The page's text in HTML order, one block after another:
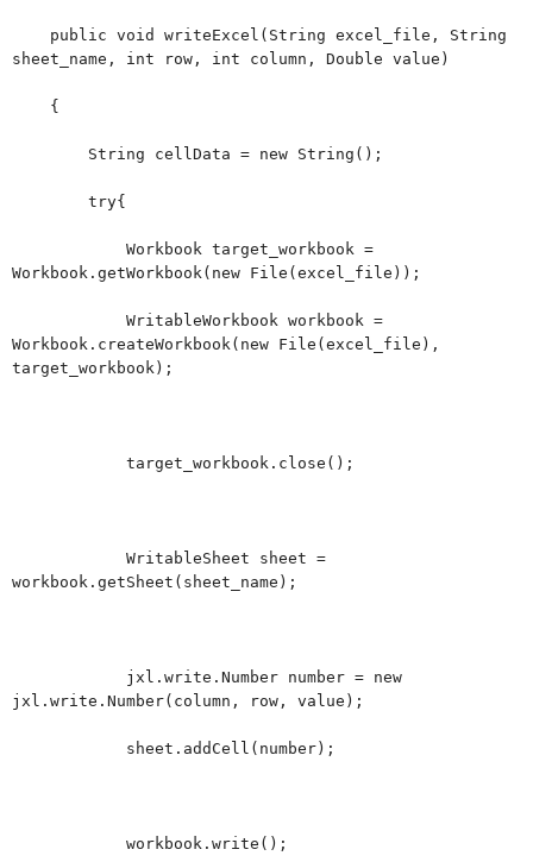
public void writeExcel(String excel_file, String
sheet_name, int row, int column, Double value)
{
String cellData = new String();
try{
Workbook target_workbook =
Workbook.getWorkbook(new File(excel_file));
WritableWorkbook workbook =
Workbook.createWorkbook(new File(excel_file),
target_workbook);
target_workbook.close();
WritableSheet sheet =
workbook.getSheet(sheet_name);
jxl.write.Number number = new
jxl.write.Number(column, row, value);
sheet.addCell(number);
workbook.write();